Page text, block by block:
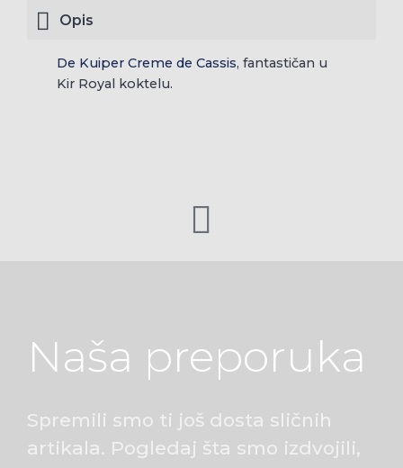
Opis
De Kuiper Creme de Cassis, fantastičan u
Kir Royal koktelu.
Naša preporuka
Spremili smo ti još dosta sličnih
artikala. Pogledaj šta smo izdvojili,